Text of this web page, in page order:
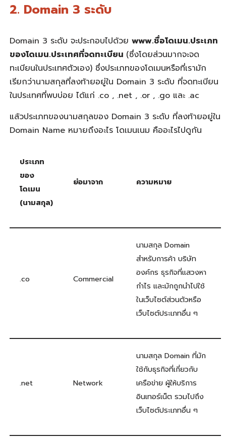
2. Domain 3 ระดับ
Domain 3 ระดับ จะประกอบไปด้วย www.ชื่อโดเมน.ประเภท
ของโดเมน.ประเทศที่จดทะเบียน (ซึ่งโดยส่วนมากจะจด
ทะเบียนในประเทศตัวเอง) ซึ่งประเภทของโดเมนหรือที่เรามัก
เรียกว่านามสกุลที่ลงท้ายอยู่ใน Domain 3 ระดับ ที่จดทะเบียน
ในประเทศที่พบบ่อย ได้แก่ .co , .net , .or , .go และ .ac
แล้วประเภทของนามสกุลของ Domain 3 ระดับ ที่ลงท้ายอยู่ใน
Domain Name หมายถึงอะไร โดเมนเนม คืออะไรไปดูกัน
ประเภท
ของ
โดเมน
(นามสกุล)
ย่อมาจาก ความหมาย
.co Commercial
นามสกุล Domain
สำหรับการค้า บริษัท
องค์กร ธุรกิจที่แสวงหา
กำไร และมักถูกนำไปใช้
ในเว็บไซต์ส่วนตัวหรือ
เว็บไซต์ประเภทอื่น ๆ
.net Network
นามสกุล Domain ที่มัก
ใช้กับธุรกิจที่เกี่ยวกับ
เครือข่าย ผู้ให้บริการ
อินเทอร์เน็ต รวมไปถึง
เว็บไซต์ประเภทอื่น ๆ